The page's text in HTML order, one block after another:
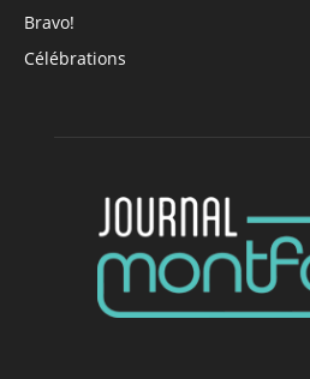
Bravo!
Célébrations